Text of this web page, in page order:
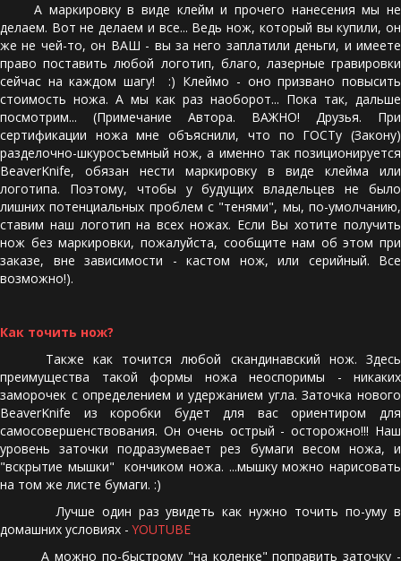
А маркировку в виде клейм и прочего нанесения мы не
делаем. Вот не делаем и все... Ведь нож, который вы купили, он
же не чей-то, он ВАШ - вы за него заплатили деньги, и имеете
право поставить любой логотип, благо, лазерные гравировки
сейчас на каждом шагу! :) Клеймо - оно призвано повысить
стоимость ножа. А мы как раз наоборот... Пока так, дальше
посмотрим... (Примечание Автора. ВАЖНО! Друзья. При
сертификации ножа мне объяснили, что по ГОСТу (Закону)
разделочно-шкуросъемный нож, а именно так позиционируется
BeaverKnife, обязан нести маркировку в виде клейма или
логотипа. Поэтому, чтобы у будущих владельцев не было
лишних потенциальных проблем с "тенями", мы, по-умолчанию,
ставим наш логотип на всех ножах. Если Вы хотите получить
нож без маркировки, пожалуйста, сообщите нам об этом при
заказе, вне зависимости - кастом нож, или серийный. Все
возможно!).
Как точить нож?
Также как точится любой скандинавский нож. Здесь
преимущества такой формы ножа неоспоримы - никаких
заморочек с определением и удержанием угла. Заточка нового
BeaverKnife из коробки будет для вас ориентиром для
самосовершенствования. Он очень острый - осторожно!!! Наш
уровень заточки подразумевает рез бумаги весом ножа, и
"вскрытие мышки" кончиком ножа. ...мышку можно нарисовать
на том же листе бумаги. :)
Лучше один раз увидеть как нужно точить по-уму в
домашних условиях -YOUTUBE
А можно по-быстрому "на коленке" поправить заточку -